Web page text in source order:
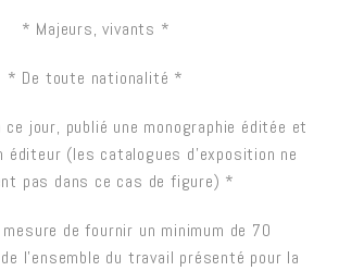
* Majeurs, vivants *
* De toute nationalité *
ce jour, publié une monographie éditée et
éditeur (les catalogues d’exposition ne
pas dans ce cas de figure) *
de fournir un minimum de 70
l’ensemble du travail présenté pour la